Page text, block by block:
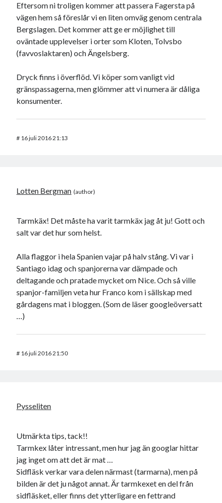
Eftersom ni troligen kommer att passera Fagersta på
vägen hem så föreslår vi en liten omväg genom centrala
Bergslagen. Det kommer att ge er möjlighet till
oväntade upplevelser i orter som Kloten, Tolvsbo
(favvoslaktaren) och Ängelsberg.
Dryck finns i överflöd. Vi köper som vanligt vid
gränspassagerna, men glömmer att vi numera är dåliga
konsumenter.
# 16 juli 2016 21:13
Lotten Bergman
Tarmkäx! Det måste ha varit tarmkäx jag åt ju! Gott och
salt var det hur som helst.
Alla flaggor i hela Spanien vajar på halv stång. Vi var i
Santiago idag och spanjorerna var dämpade och
deltagande och pratade mycket om Nice. Och så ville
spanjor-familjen veta hur Franco kom i sällskap med
gårdagens mat i bloggen. (Som de läser googleöversatt
…)
# 16 juli 2016 21:50
Pysseliten
Utmärkta tips, tack!!
Tarmkex låter intressant, men hur jag än googlar hittar
jag inget om att det är mat …
Sidfläsk verkar vara delen närmast (tarmarna), men på
bilden är det ju något annat. Är tarmkexet en del från
sidfläsket, eller finns det ytterligare en fettrand